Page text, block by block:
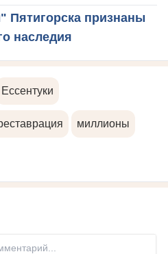
Пятигорска признаны
наследия
Ессентуки
миллионы